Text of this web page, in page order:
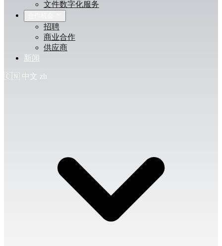
文件数字化服务
招聘
商业合作
供应商
新闻
🇨🇳 中文 zh